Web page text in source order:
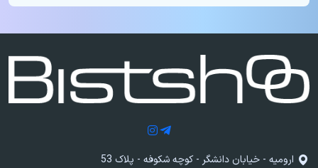
ارومیه - خیابان دانشگر - کوچه شکوفه - پلاک 53